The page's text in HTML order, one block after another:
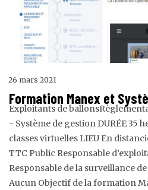
26 mars 2021
Formation Manex et
Exploitants de
- Système de gestion DURÉE 35
classes virtuelles LIEU En
TTC Public Responsable
Responsable de la surveillance
Aucun Objectif de la formation